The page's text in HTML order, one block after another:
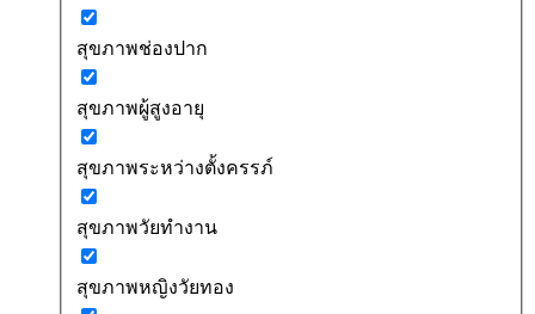
สุขภาพช่องปาก
สุขภาพผู้สูงอายุ
สุขภาพระหว่างตั้งครรภ์
สุขภาพวัยทำงาน
สุขภาพหญิงวัยทอง